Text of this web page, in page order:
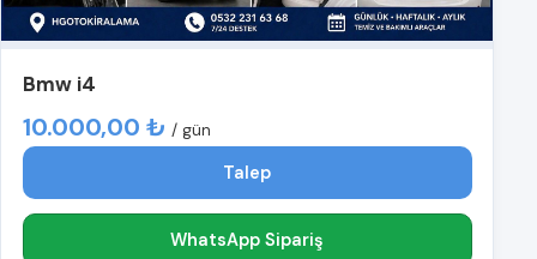
Bmw i4
10.000,00 ₺ / gün
Talep
WhatsApp Sipariş